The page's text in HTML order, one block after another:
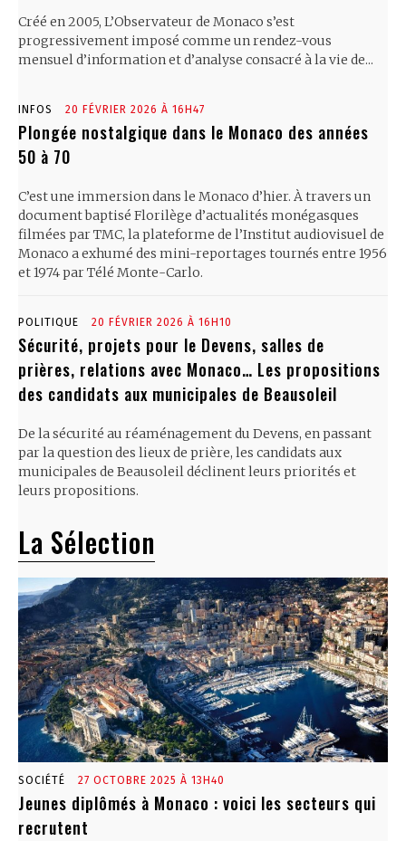
Créé en 2005, L’Observateur de Monaco s’est
progressivement imposé comme un rendez-vous
mensuel d’information et d’analyse consacré à la vie de...
INFOS 20 FÉVRIER 2026 À 16H47
Plongée nostalgique dans le Monaco des années
50 à 70
C’est une immersion dans le Monaco d’hier. À travers un
document baptisé Florilège d’actualités monégasques
filmées par TMC, la plateforme de l’Institut audiovisuel de
Monaco a exhumé des mini-reportages tournés entre 1956
et 1974 par Télé Monte-Carlo.
POLITIQUE 20 FÉVRIER 2026 À 16H10
Sécurité, projets pour le Devens, salles de
prières, relations avec Monaco… Les propositions
des candidats aux municipales de Beausoleil
De la sécurité au réaménagement du Devens, en passant
par la question des lieux de prière, les candidats aux
municipales de Beausoleil déclinent leurs priorités et
leurs propositions.
La Sélection
SOCIÉTÉ 27 OCTOBRE 2025 À 13H40
Jeunes diplômés à Monaco : voici les secteurs qui
recrutent